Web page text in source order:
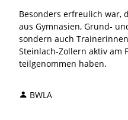
Besonders erfreulich war,
aus Gymnasien, Grund-
sondern auch
Steinlach-Zollern aktiv am
teilgenommen haben.
BWLA